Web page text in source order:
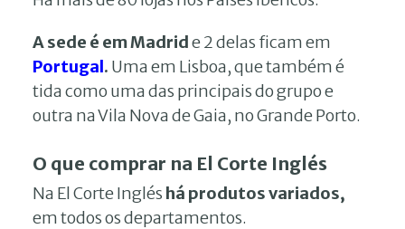
A sede é em Madride 2 delas ficam em
Portugal. Uma em Lisboa, que também é
tida como uma das principais do grupo e
outra na Vila Nova de Gaia, no Grande Porto.
O que comprar na El Corte Inglés
Na El Corte Inglés há produtos variados,
em todos os departamentos.